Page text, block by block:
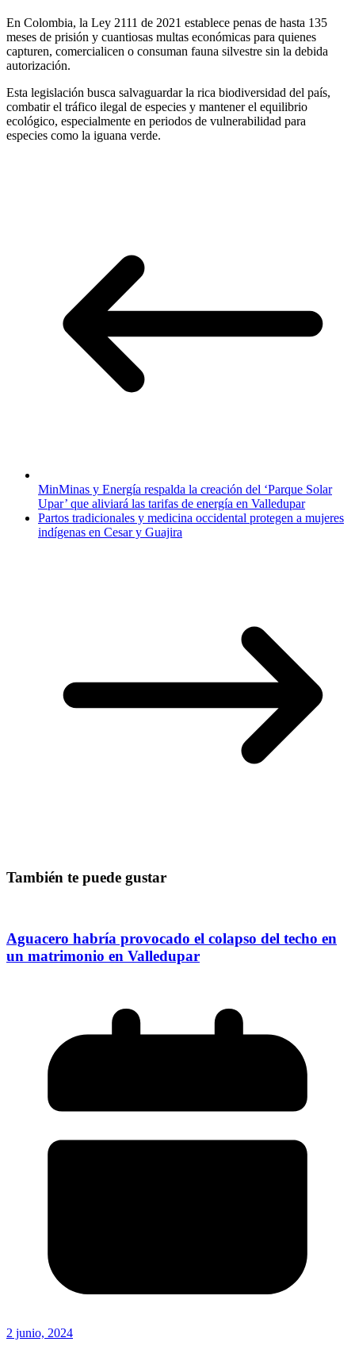
En Colombia, la Ley 2111 de 2021 establece penas de hasta 135
meses de prisión y cuantiosas multas económicas para quienes
capturen, comercialicen o consuman fauna silvestre sin la debida
autorización.
Esta legislación busca salvaguardar la rica biodiversidad del país,
combatir el tráfico ilegal de especies y mantener el equilibrio
ecológico, especialmente en periodos de vulnerabilidad para
especies como la iguana verde.
MinMinas y Energía respalda la creación del ‘Parque Solar
Upar’ que aliviará las tarifas de energía en Valledupar
Partos tradicionales y medicina occidental protegen a mujeres
indígenas en Cesar y Guajira
También te puede gustar
Aguacero habría provocado el colapso del techo en
un matrimonio en Valledupar
2 junio, 2024